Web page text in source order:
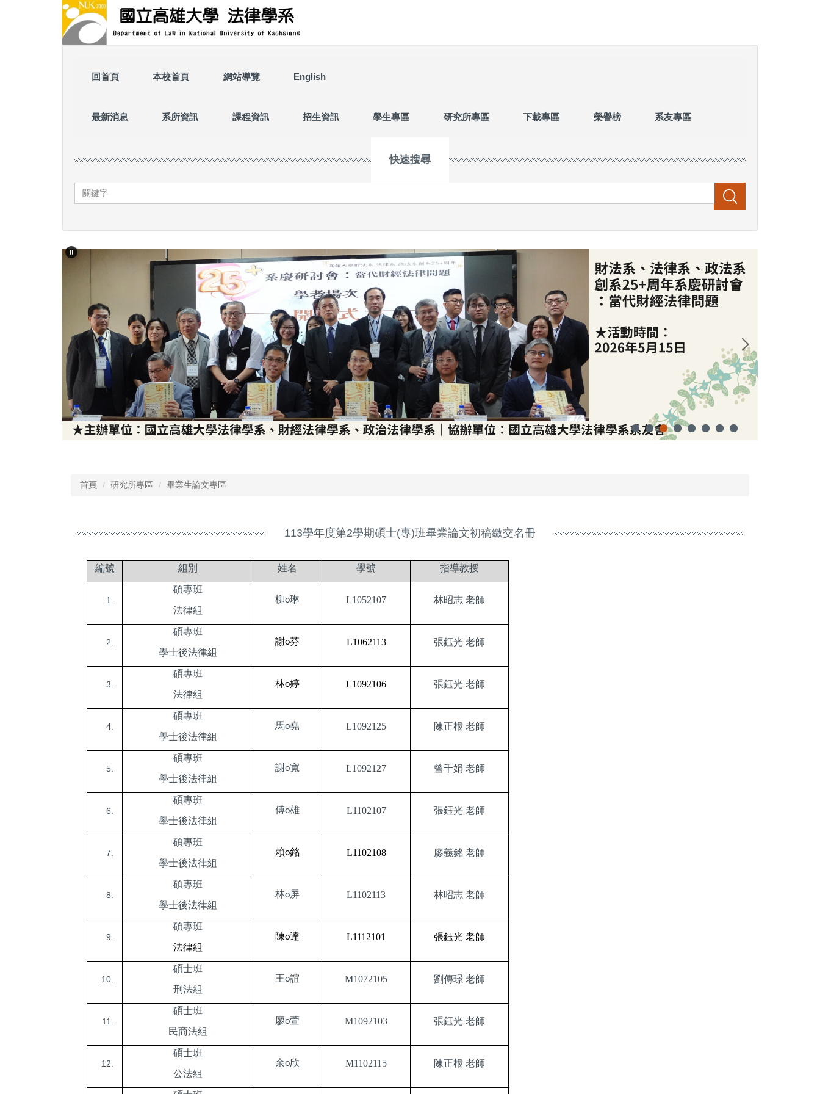
回首頁 本校首頁 網站導覽 English
最新消息 系所資訊 課程資訊 招生資訊 學生專區 研究所專區 下載專區 榮譽榜 系友專區
快速搜尋
搜尋
首頁 研究所專區 畢業生論文專區
113學年度第2學期碩士(專)班畢業論文初稿繳交名冊
編號 組別 姓名 學號 指導教授
碩專班
法律組
柳o琳 L1052107 林昭志 老師
碩專班
學士後法律組
謝o芬 L1062113 張鈺光 老師
碩專班
法律組
林o婷 L1092106 張鈺光 老師
碩專班
學士後法律組
馬o堯 L1092125 陳正根 老師
碩專班
學士後法律組
謝o寬 L1092127 曾千娟 老師
碩專班
學士後法律組
傅o雄 L1102107 張鈺光 老師
碩專班
學士後法律組
賴o銘 L1102108 廖義銘 老師
碩專班
學士後法律組
林o屏 L1102113 林昭志 老師
碩專班
法律組
陳o達 L1112101 張鈺光 老師
碩士班
刑法組
王o誼 M1072105 劉傳璟 老師
碩士班
民商法組
廖o萱 M1092103 張鈺光 老師
碩士班
公法組
余o欣 M1102115 陳正根 老師